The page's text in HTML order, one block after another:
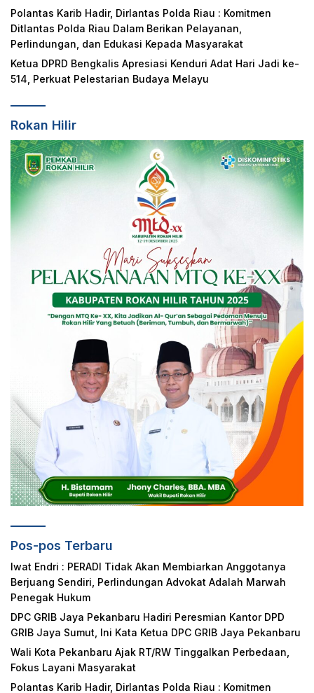
Polantas Karib Hadir, Dirlantas Polda Riau : Komitmen
Ditlantas Polda Riau Dalam Berikan Pelayanan,
Perlindungan, dan Edukasi Kepada Masyarakat
Ketua DPRD Bengkalis Apresiasi Kenduri Adat Hari Jadi ke-
514, Perkuat Pelestarian Budaya Melayu
Rokan Hilir
Pos-pos Terbaru
Iwat Endri : PERADI Tidak Akan Membiarkan Anggotanya
Berjuang Sendiri, Perlindungan Advokat Adalah Marwah
Penegak Hukum
DPC GRIB Jaya Pekanbaru Hadiri Peresmian Kantor DPD
GRIB Jaya Sumut, Ini Kata Ketua DPC GRIB Jaya Pekanbaru
Wali Kota Pekanbaru Ajak RT/RW Tinggalkan Perbedaan,
Fokus Layani Masyarakat
Polantas Karib Hadir, Dirlantas Polda Riau : Komitmen